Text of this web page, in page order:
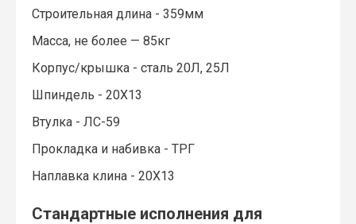
Строительная длина - 359мм
Масса, не более — 85кг
Корпус/крышка - сталь 20Л, 25Л
Шпиндель - 20Х13
Втулка - ЛС-59
Прокладка и набивка - ТРГ
Наплавка клина - 20Х13
Стандартные исполнения для